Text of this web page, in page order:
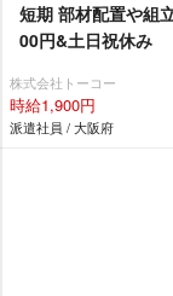
短期 部材配置や組
00円&土日祝休み
株式会社トーコー
時給1,900円
派遣社員 / 大阪府